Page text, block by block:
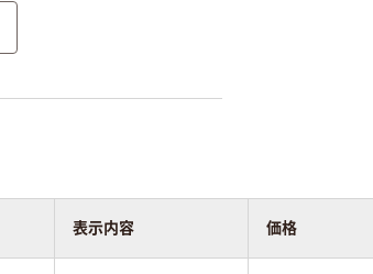
表示内容 価格